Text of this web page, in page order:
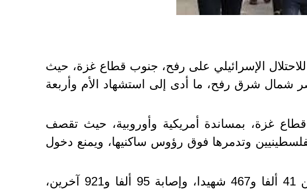
الإسرائيلي على رفح، جنوب قطاع غزة، حيث
شمال شرق رفح، ما أدى إلى استشهاد الأم وأربعة
منذ 354 يوما، عدوانه على قطاع غزة، بمساندة أمريكية وأوروبية، حيث تقصف
وتدمرها فوق رؤوس ساكنيها، ويمنع دخول
وأدى العدوان المستمر للاحتلال على غزة إلى استشهاد أكثر من 41 ألفا و467 شهيدا، وإصابة 95 ألفا و921 آخرين،